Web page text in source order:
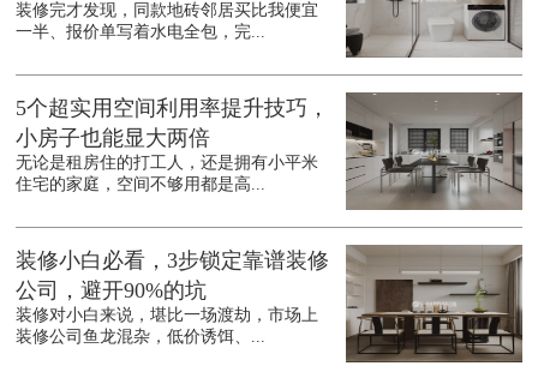
装修完才发现，同款地砖邻居买比我便宜
一半、报价单写着水电全包，完...
5个超实用空间利用率提升技巧，
小房子也能显大两倍
无论是租房住的打工人，还是拥有小平米
住宅的家庭，空间不够用都是高...
装修小白必看，3步锁定靠谱装修
公司，避开90%的坑
装修对小白来说，堪比一场渡劫，市场上
装修公司鱼龙混杂，低价诱饵、...